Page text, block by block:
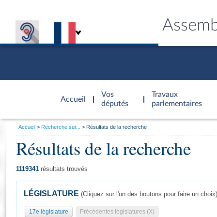
Accueil
d'accueil
Vos
députés
Travaux
parlementaires
Général
Vous
Accueil Recherche sur... Résultats de la recherche
Résultats de la recherche
1119341 résultats trouvés
LÉGISLATURE (Cliquez sur l'un des boutons pour faire un choix)
17e législature Précédentes législatures (X)